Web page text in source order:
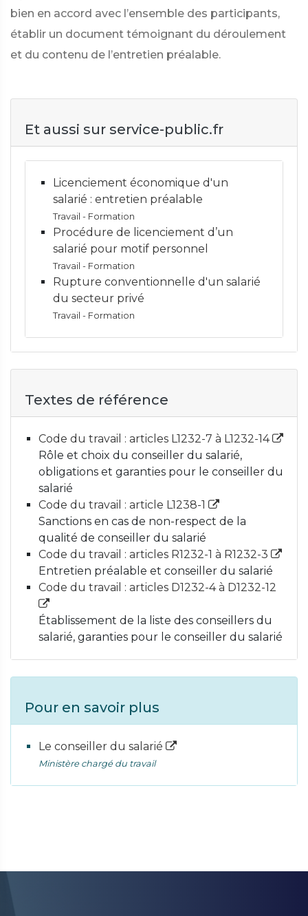
bien en accord avec l’ensemble des participants,
établir un document témoignant du déroulement
et du contenu de l’entretien préalable.
Et aussi sur service-public.fr
Licenciement économique d'un
salarié : entretien préalable
Travail - Formation
Procédure de licenciement d’un
salarié pour motif personnel
Travail - Formation
Rupture conventionnelle d'un salarié
du secteur privé
Travail - Formation
Textes de référence
Code du travail : articles L1232-7 à L1232-14
Rôle et choix du conseiller du salarié,
obligations et garanties pour le conseiller du
salarié
Code du travail : article L1238-1
Sanctions en cas de non-respect de la
qualité de conseiller du salarié
Code du travail : articles R1232-1 à R1232-3
Entretien préalable et conseiller du salarié
Code du travail : articles D1232-4 à D1232-12
Établissement de la liste des conseillers du
salarié, garanties pour le conseiller du salarié
Pour en savoir plus
Le conseiller du salarié
Ministère chargé du travail